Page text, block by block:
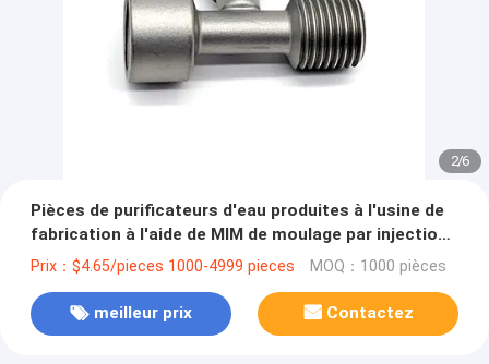
2/6
Pièces de purificateurs d'eau produites à l'usine de
fabrication à l'aide de MIM de moulage par injection
métallique
Prix：$4.65/pieces 1000-4999 pieces MOQ：1000 pièces
meilleur prix Contactez